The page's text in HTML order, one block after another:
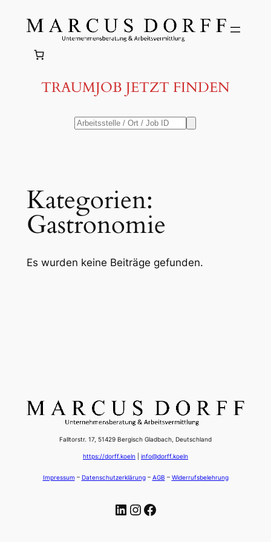
Inhalt
TRAUMJOB JETZT FINDEN
Kategorien:
Gastronomie
Es wurden keine Beiträge gefunden.
Falltorstr. 17, 51429 Bergisch Gladbach, Deutschland
https://dorff.koeln info@dorff.koeln
Impressum – Datenschutzerklärung– AGB – Widerrufsbelehrung
LinkedIn
Instagram
Facebook